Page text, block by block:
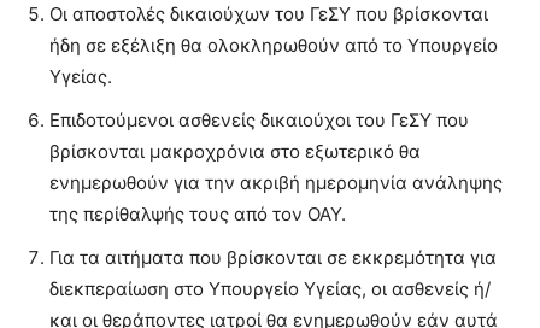
Οι αποστολές δικαιούχων του ΓεΣΥ που βρίσκονται
ήδη σε εξέλιξη θα ολοκληρωθούν από το Υπουργείο
Υγείας.
Επιδοτούμενοι ασθενείς δικαιούχοι του ΓεΣΥ που
βρίσκονται μακροχρόνια στο εξωτερικό θα
ενημερωθούν για την ακριβή ημερομηνία ανάληψης
της περίθαλψής τους από τον ΟΑΥ.
Για τα αιτήματα που βρίσκονται σε εκκρεμότητα για
διεκπεραίωση στο Υπουργείο Υγείας, οι ασθενείς ή/
και οι θεράποντες ιατροί θα ενημερωθούν εάν αυτά